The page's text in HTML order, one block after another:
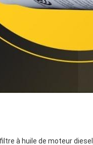
à huile de moteur diesel